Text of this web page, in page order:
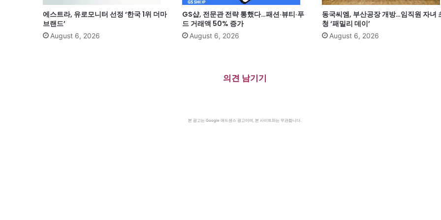
에스트라, 유로모니터 선정 ‘한국 1위 더마
브랜드’
August 6, 2026
GS샵, 전문관 전략 통했다…패션·뷰티·푸
드 거래액 50% 증가
August 6, 2026
동국씨엠, 부산공장 개방…임직원 자녀
청 ‘패밀리 데이’
August 6, 2026
의견 남기기
본 광고는 Google 애드센스 광고이며, 본 사이트와는 무관합니다.